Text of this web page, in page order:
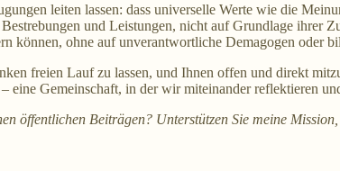
leiten lassen: dass universelle Werte wie die
und Leistungen, nicht auf Grundlage ihrer
können, ohne auf unverantwortliche Demagogen oder
freien Lauf zu lassen, und Ihnen offen und direkt
eine Gemeinschaft, in der wir miteinander reflektieren
öffentlichen Beiträgen? Unterstützen Sie meine